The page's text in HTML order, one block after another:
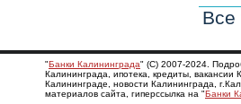
Все
"Банки Калининграда" (С) 2007-2024.
Калининграда, ипотека, кредиты, вакансии
Калининграде, новости Калининграда,
материалов сайта, гиперссылка на "Банки